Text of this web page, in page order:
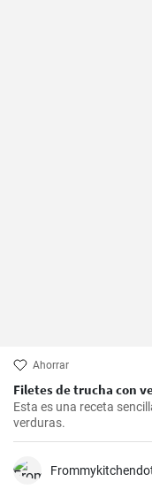
Ahorrar
Filetes de trucha con
Esta es una receta
verduras.